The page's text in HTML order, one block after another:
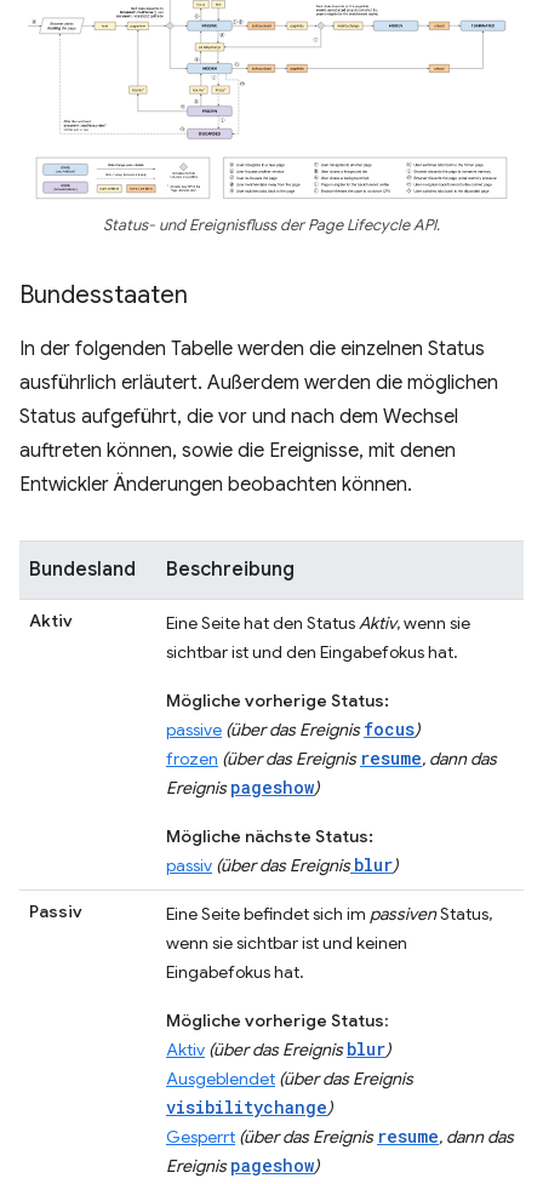
Status- und Ereignisfluss der Page Lifecycle API.
Bundesstaaten
In der folgenden Tabelle werden die einzelnen Status
ausführlich erläutert. Außerdem werden die möglichen
Status aufgeführt, die vor und nach dem Wechsel
auftreten können, sowie die Ereignisse, mit denen
Entwickler Änderungen beobachten können.
Bundesland Beschreibung
Aktiv Eine Seite hat den StatusAktiv, wenn sie
sichtbar ist und den Eingabefokus hat.
Mögliche vorherige Status:
passive (über das Ereignisfocus)
frozen (über das Ereignis resume, dann das
Ereignispageshow)
Mögliche nächste Status:
passiv (über das Ereignis blur)
Passiv Eine Seite befindet sich im passivenStatus,
wenn sie sichtbar ist und keinen
Eingabefokus hat.
Mögliche vorherige Status:
Aktiv (über das Ereignisblur)
Ausgeblendet (über das Ereignis
visibilitychange)
Gesperrt (über das Ereignis resume, dann das
Ereignispageshow)